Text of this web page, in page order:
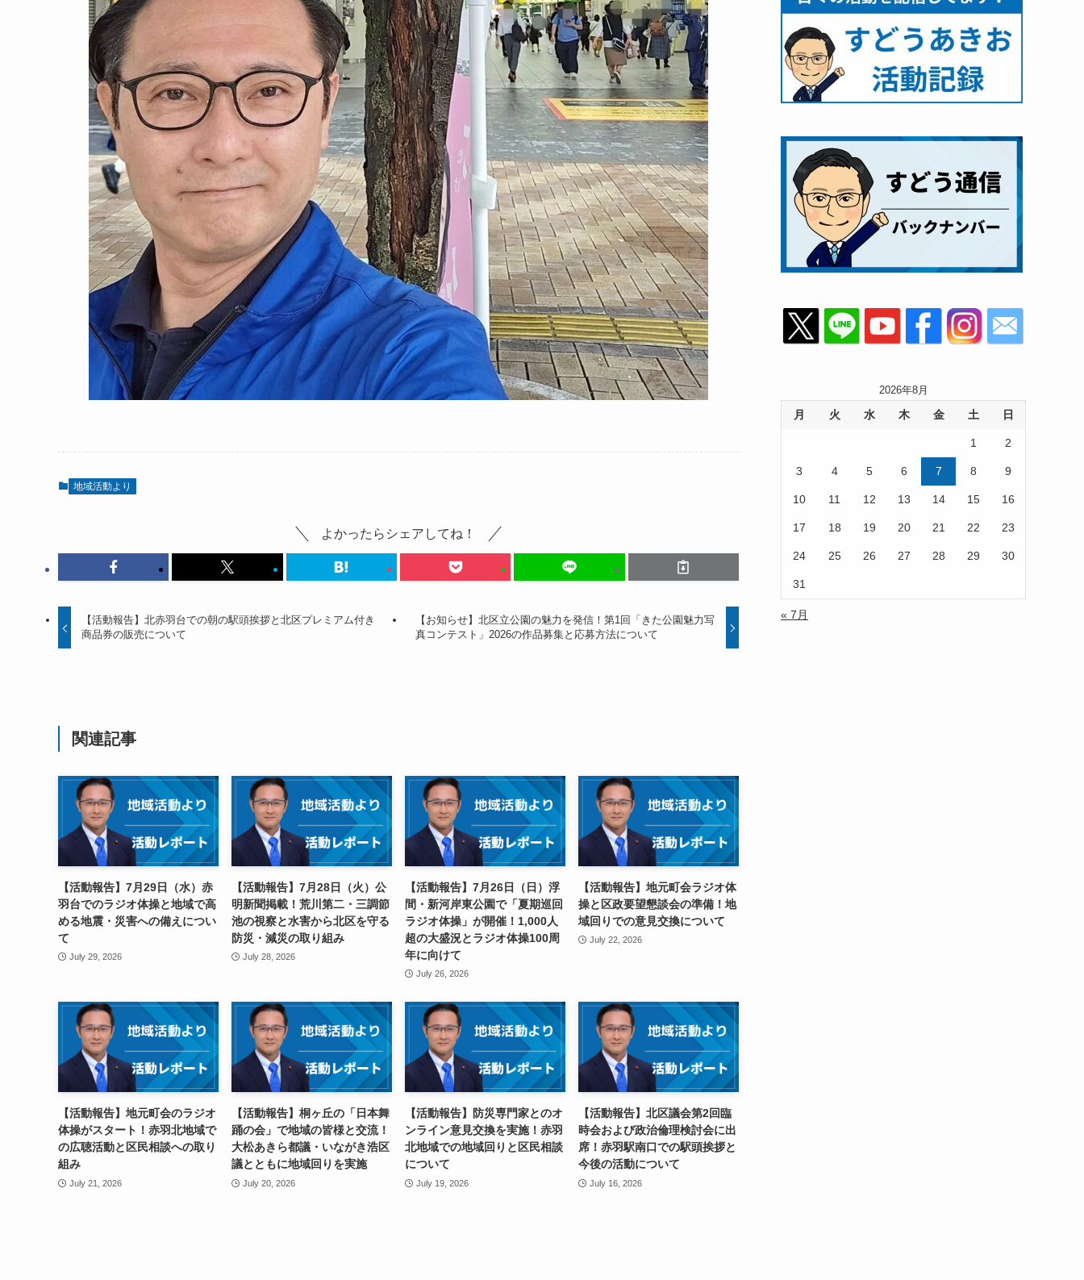
地域活動より
よかったらシェアしてね！
【活動報告】北赤羽台での朝の駅頭挨拶と北区プレミアム付き
商品券の販売について
【お知らせ】北区立公園の魅力を発信！第1回「きた公園魅力写
真コンテスト」2026の作品募集と応募方法について
関連記事
【活動報告】7月29日（水）赤
羽台でのラジオ体操と地域で高
める地震・災害への備えについ
て
July 29, 2026
【活動報告】7月28日（火）公
明新聞掲載！荒川第二・三調節
池の視察と水害から北区を守る
防災・減災の取り組み
July 28, 2026
【活動報告】7月26日（日）浮
間・新河岸東公園で「夏期巡回
ラジオ体操」が開催！1,000人
超の大盛況とラジオ体操100周
年に向けて
July 26, 2026
【活動報告】地元町会ラジオ体
操と区政要望懇談会の準備！地
域回りでの意見交換について
July 22, 2026
【活動報告】地元町会のラジオ
体操がスタート！赤羽北地域で
の広聴活動と区民相談への取り
組み
July 21, 2026
【活動報告】桐ヶ丘の「日本舞
踊の会」で地域の皆様と交流！
大松あきら都議・いながき浩区
議とともに地域回りを実施
July 20, 2026
【活動報告】防災専門家とのオ
ンライン意見交換を実施！赤羽
北地域での地域回りと区民相談
について
July 19, 2026
【活動報告】北区議会第2回臨
時会および政治倫理検討会に出
席！赤羽駅南口での駅頭挨拶と
今後の活動について
July 16, 2026
2026年8月
月 火 水 木 金 土 日
1 2
3 4 5 6 7 8 9
10 11 12 13 14 15 16
17 18 19 20 21 22 23
24 25 26 27 28 29 30
31
« 7月